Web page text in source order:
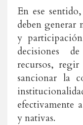
En ese
deben generar
y
decisiones
recursos,
sancionar la
efectivamente
y nativas.